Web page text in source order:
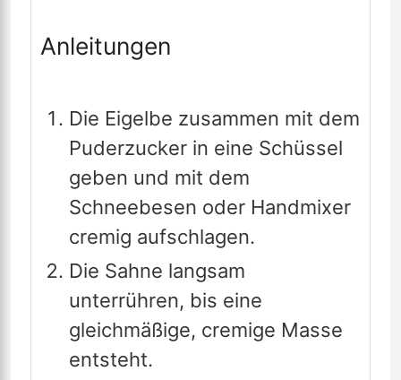
Anleitungen
Die Eigelbe zusammen mit dem
Puderzucker in eine Schüssel
geben und mit dem
Schneebesen oder Handmixer
cremig aufschlagen.
Die Sahne langsam
unterrühren, bis eine
gleichmäßige, cremige Masse
entsteht.